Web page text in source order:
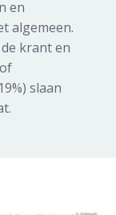
en
algemeen.
krant en
slaan